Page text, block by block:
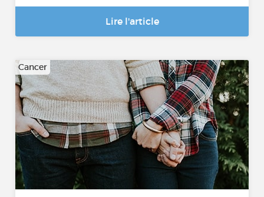
Lire l'article
Cancer